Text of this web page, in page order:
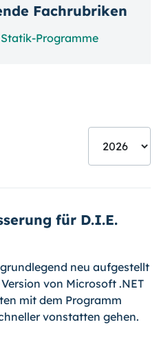
Fachrubriken
Statik-Programme
für D.I.E.
neu aufgestellt
von Microsoft .NET
mit dem Programm
vonstatten gehen.